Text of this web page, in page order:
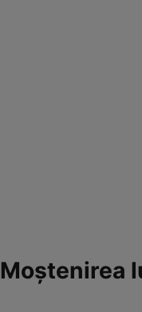
Moștenirea